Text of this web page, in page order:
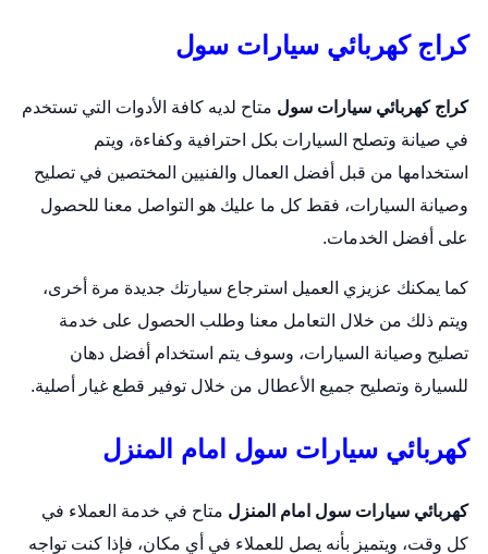
كراج كهربائي سيارات سول
كراج كهربائي سيارات سول متاح لديه كافة الأدوات التي تستخدم
في صيانة وتصلح السيارات بكل احترافية وكفاءة، ويتم
استخدامها من قبل أفضل العمال والفنيين المختصين في تصليح
وصيانة السيارات، فقط كل ما عليك هو التواصل معنا للحصول
على أفضل الخدمات.
كما يمكنك عزيزي العميل استرجاع سيارتك جديدة مرة أخرى،
ويتم ذلك من خلال التعامل معنا وطلب الحصول على خدمة
تصليح وصيانة السيارات، وسوف يتم استخدام أفضل دهان
للسيارة وتصليح جميع الأعطال من خلال توفير قطع غيار أصلية.
كهربائي سيارات سول امام المنزل
كهربائي سيارات سول امام المنزل متاح في خدمة العملاء في
كل وقت، ويتميز بأنه يصل للعملاء في أي مكان، فإذا كنت تواجه